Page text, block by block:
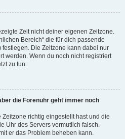
Zeit nicht deiner eigenen Zeitzone.
Bereich“ die für dich passende
Die Zeitzone kann dabei nur
werden. Wenn du noch nicht registriert
zu tun.
die Forenuhr geht immer noch
richtig eingestellt hast und die
Uhr des Servers vermutlich falsch.
er das Problem beheben kann.